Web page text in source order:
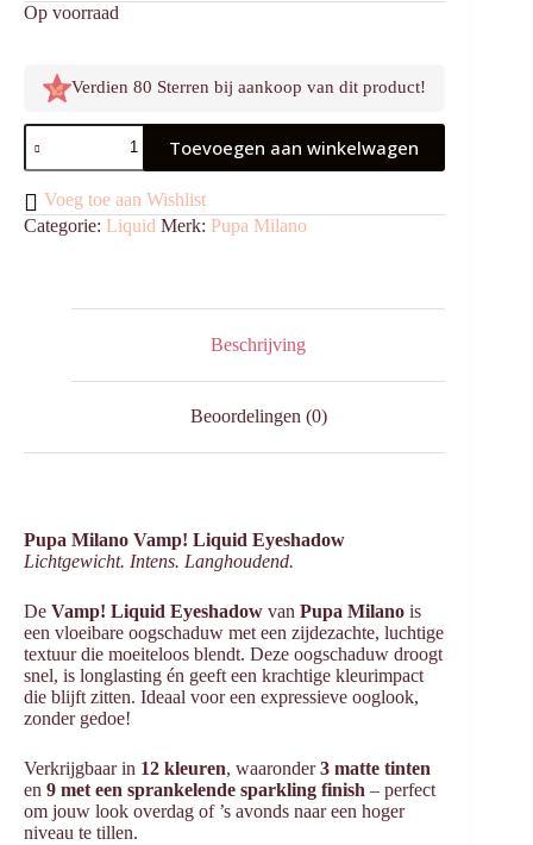
Op voorraad
Verdien 80 Sterren bij aankoop van dit product!
Vamp!
Liquid
Eyeshadow
002
Golden
Rose
Toevoegen aan winkelwagen
Voeg toe aan Wishlist
Categorie: Liquid Merk: Pupa Milano
Beschrijving
Beoordelingen (0)
Pupa Milano Vamp! Liquid Eyeshadow
Lichtgewicht. Intens. Langhoudend.
De Vamp! Liquid Eyeshadow van Pupa Milano is
een vloeibare oogschaduw met een zijdezachte, luchtige
textuur die moeiteloos blendt. Deze oogschaduw droogt
snel, is longlasting én geeft een krachtige kleurimpact
die blijft zitten. Ideaal voor een expressieve ooglook,
zonder gedoe!
Verkrijgbaar in 12 kleuren, waaronder3 matte tinten
en 9 met een sprankelende sparkling finish – perfect
om jouw look overdag of ’s avonds naar een hoger
niveau te tillen.